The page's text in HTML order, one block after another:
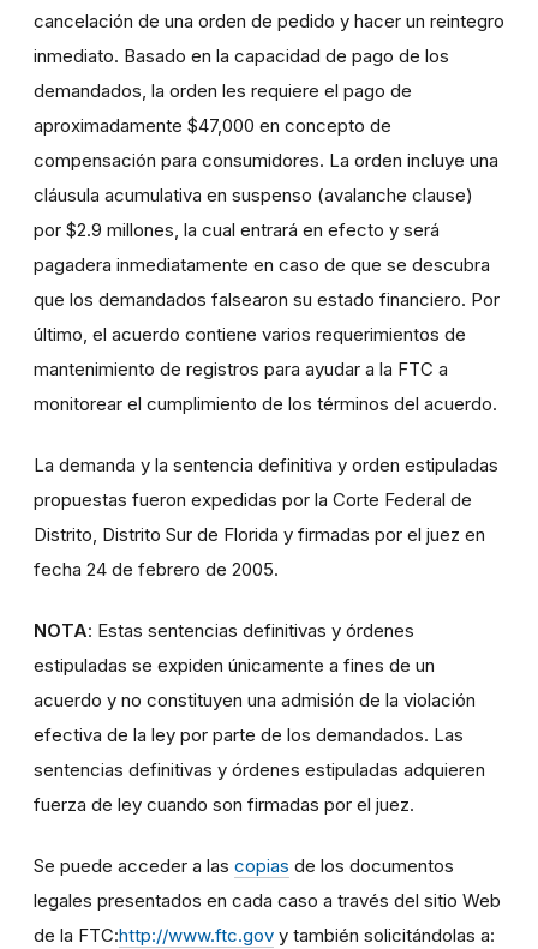
cancelación de una orden de pedido y hacer un reintegro
inmediato. Basado en la capacidad de pago de los
demandados, la orden les requiere el pago de
aproximadamente $47,000 en concepto de
compensación para consumidores. La orden incluye una
cláusula acumulativa en suspenso (avalanche clause)
por $2.9 millones, la cual entrará en efecto y será
pagadera inmediatamente en caso de que se descubra
que los demandados falsearon su estado financiero. Por
último, el acuerdo contiene varios requerimientos de
mantenimiento de registros para ayudar a la FTC a
monitorear el cumplimiento de los términos del acuerdo.
La demanda y la sentencia definitiva y orden estipuladas
propuestas fueron expedidas por la Corte Federal de
Distrito, Distrito Sur de Florida y firmadas por el juez en
fecha 24 de febrero de 2005.
NOTA: Estas sentencias definitivas y órdenes
estipuladas se expiden únicamente a fines de un
acuerdo y no constituyen una admisión de la violación
efectiva de la ley por parte de los demandados. Las
sentencias definitivas y órdenes estipuladas adquieren
fuerza de ley cuando son firmadas por el juez.
Se puede acceder a las copias de los documentos
legales presentados en cada caso a través del sitio Web
de la FTC:http://www.ftc.gov y también solicitándolas a: